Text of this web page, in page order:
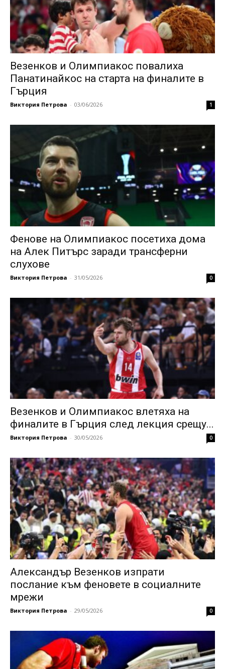
Везенков и Олимпиакос повалиха
Панатинайкос на старта на финалите в
Гърция
Виктория Петрова - 03/06/2026 1
Фенове на Олимпиакос посетиха дома
на Алек Питърс заради трансферни
слухове
Виктория Петрова - 31/05/2026 0
Везенков и Олимпиакос влетяха на
финалите в Гърция след лекция срещу...
Виктория Петрова - 30/05/2026 0
Александър Везенков изпрати
послание към феновете в социалните
мрежи
Виктория Петрова - 29/05/2026 0